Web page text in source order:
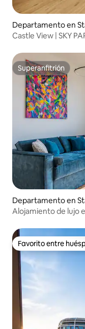
Departamento en
Castle View | SKY
Superanfitrión
Superanfitrión
Departamento en
Alojamiento de lujo
Favorito entre
Favorito entre